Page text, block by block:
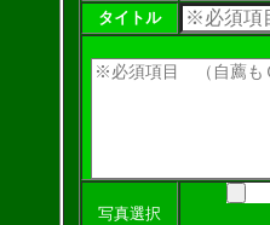
タイトル
写真選択